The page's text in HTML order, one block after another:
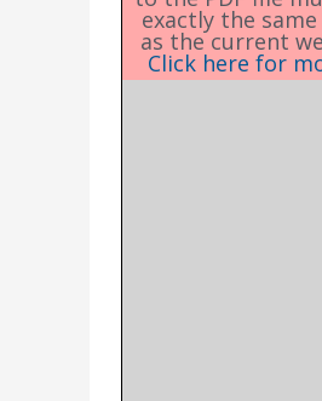
exactly the
as the current
Click here for